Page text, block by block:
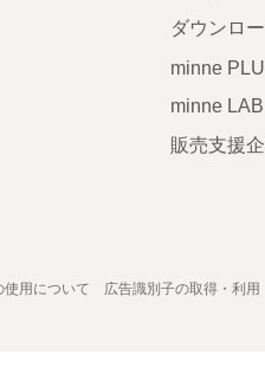
ダウンロ
minne
minne LAB
販売支援
用について 広告識別子の取得・利用